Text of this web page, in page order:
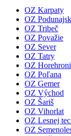
OZ Karpaty
OZ
OZ Tribeč
OZ Považie
OZ Sever
OZ Tatry
OZ
OZ Poľana
OZ Gemer
OZ Východ
OZ Šariš
OZ Vihorlat
OZ Lesnej
OZ